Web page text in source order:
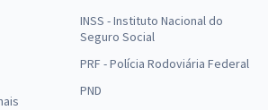
INSS - Instituto Nacional do
Seguro Social
PRF - Polícia Rodoviária Federal
PND